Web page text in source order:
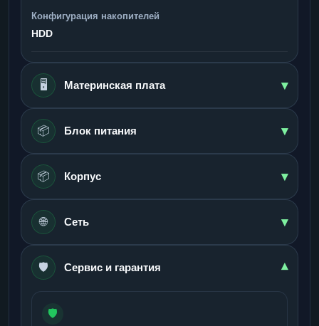
Конфигурация накопителей
HDD
🖥️ Материнская плата ▾
📦 Блок питания ▾
📦 Корпус ▾
🌐 Сеть ▾
🛡️ Сервис и гарантия ▾
🛡️